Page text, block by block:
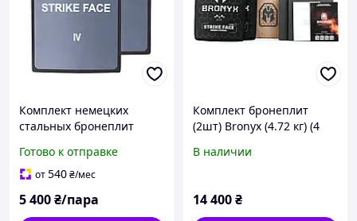
Комплект немецких
стальных бронеплит
Ramor 550 Stand Alone 4
ДСТУ
Готово к отправке
от540₴/мес
5 400₴/пара
Комплект бронеплит
(2шт) Bronyx (4.72 кг) (4
В наличии
14 400₴